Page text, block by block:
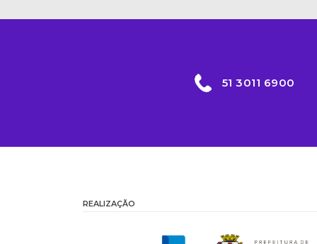
51 3011 6900
REALIZAÇÃO